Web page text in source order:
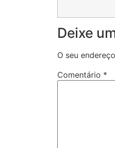
Deixe
O seu
Comentário *